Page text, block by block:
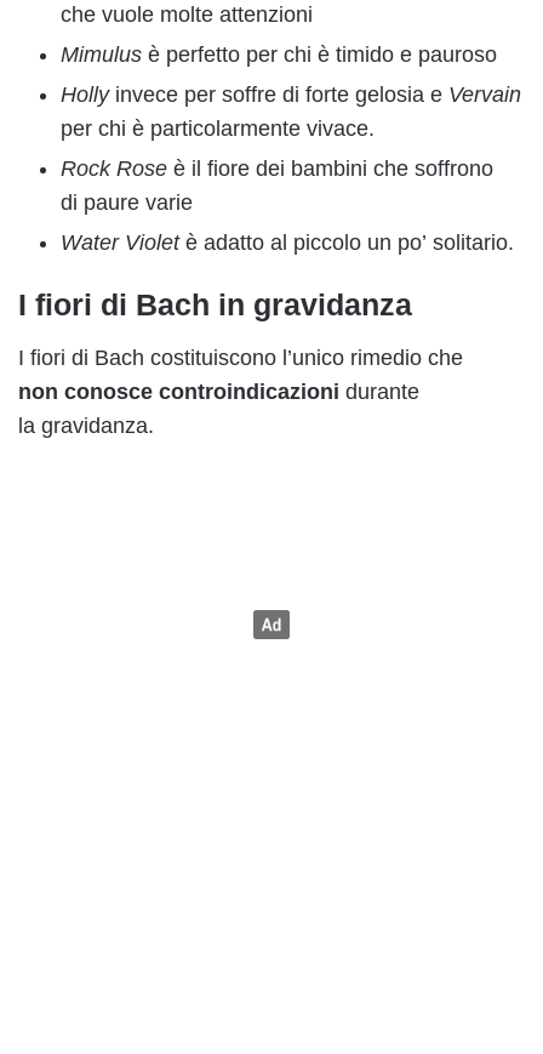
che vuole molte attenzioni
Mimulus è perfetto per chi è timido e pauroso
Holly invece per soffre di forte gelosia e Vervain
per chi è particolarmente vivace.
Rock Rose è il fiore dei bambini che soffrono
di paure varie
Water Violetè adatto al piccolo un po’ solitario.
I fiori di Bach in gravidanza
I fiori di Bach costituiscono l’unico rimedio che
non conosce controindicazioni durante
la gravidanza.